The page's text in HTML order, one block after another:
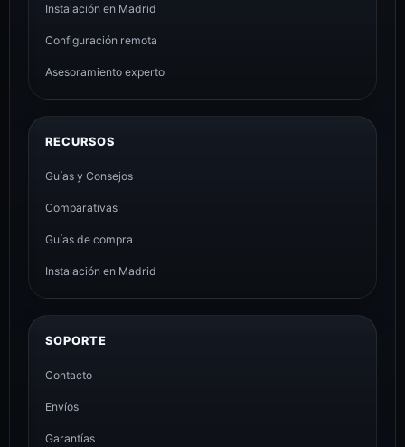
Instalación en Madrid
Configuración remota
Asesoramiento experto
RECURSOS
Guías y Consejos
Comparativas
Guías de compra
Instalación en Madrid
SOPORTE
Contacto
Envíos
Garantías